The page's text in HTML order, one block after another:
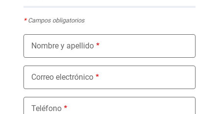
*Campos obligatorios
Nombre y apellido
Correo electrónico
Teléfono